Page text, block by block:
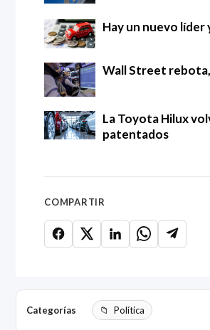
Hay un nuevo líder
Wall Street
La Toyota Hilux
patentados
COMPARTIR
Categorías Política